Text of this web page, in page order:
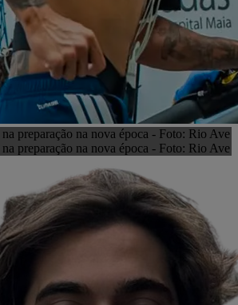
preparação na nova época - Foto: Rio Ave
preparação na nova época - Foto: Rio Ave